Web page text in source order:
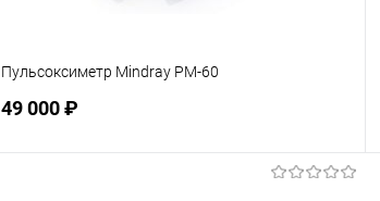
Пульсоксиметр Mindray PM-60
49 000 ₽